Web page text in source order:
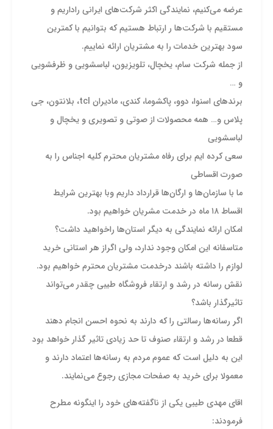
عرضه می‌کنیم، نمایندگی اکثر شرکت‌های ایرانی راداریم و
مستقیم با شرکت‌ها ر ارتباط هستیم که بتوانیم با کمترین
سود بهترین خدمات را به مشتریان ارائه نماییم.
از جمله شرکت سام، یخچال، تلویزیون، لباسشویی و ظرفشویی
و …
برند‌های اسنوا، دوو، پاکشوما، کندی، مادیران tcl، بلانتون، جی
پلاس و… همه محصولات از صوتی و تصویری و یخچال و
لباسشویی
سعی کرده ایم برای رفاه مشتریان محترم کلیه اجناس را به
صورت اقساطی
ما با سازمان‌ها و ارگان‌ها قرارداد داریم وبا بهترین شرایط
اقساط ۱۸ ماه در خدمت مشریان خواهیم بود.
امکان ارائه نمایندگی به دیگر استان‌ها راخواهید داشت؟
متاسفانه این امکان وجود ندارد، ولی اگراز هر استانی خرید
لوازم را داشته باشند درخدمت مشتریان محترم خواهیم بود.
نقش رسانه در رشد و ارتقاء فروشگاه طیبی چقدر می‌تواند
تاثیرگذار باشد؟
اگر رسانه‌ها رسالتی را که دارند به نحوه احسن انجام دهند
قطعا در رشد و ارتقاء صنوف تا حد زیادی تاثیر گذار خواهد بود
این به دلیل است که عموم مردم به رسانه‌ها اعتماد دارند و
معمولا برای خرید به صفحات مجازی رجوع می‌نمایند.
اقای مهدی طیبی یکی از ناگفته‌های خود را اینگونه مطرح
فرمودند: